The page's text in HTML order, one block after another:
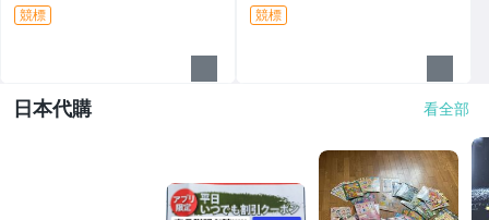
競標 競標
日本代購 看全部